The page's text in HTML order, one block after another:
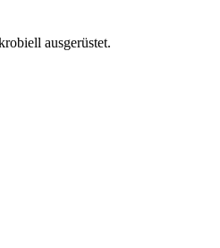
ausgerüstet.